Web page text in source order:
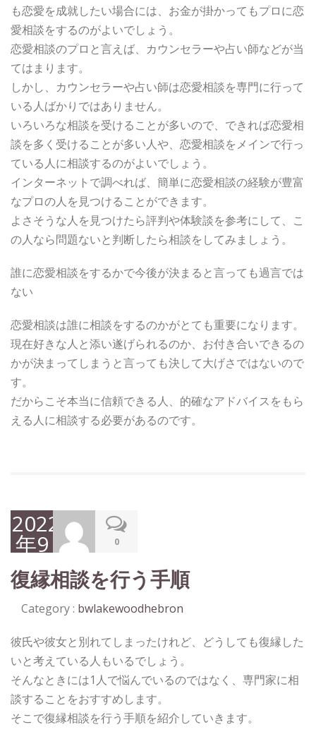
も恋愛を成就したい場合には、お金が掛かってもプロに恋
愛相談をするのがよいでしょう。
恋愛相談のプロと言えば、カウンセラーや占い師などが当
てはまります。
しかし、カウンセラーや占い師は恋愛相談を専門に行って
いる人ばかりではありません。
いろいろな相談を受けることが多いので、できれば恋愛相
談を多く受けることが多い人や、恋愛相談をメインで行っ
ている人に相談するのがよいでしょう。
インターネットで調べれば、簡単に恋愛相談の経験が豊富
なプロの人を見つけることができます。
よさそうな人を見つけたら評判や体験談を参考にして、こ
の人なら問題ないと判断したら相談をしてみましょう。
誰に恋愛相談をするかで今後が決まると言っても過言では
ない
恋愛相談は誰に相談をするのかがとても重要になります。
現在好きな人と添い遂げられるのか、お付き合いできるの
かが決まってしまうと言っても決して大げさではないので
す。
だからこそ本当に信頼できる人、的確なアドバイスをもら
える人に相談する必要があるのです。
2022
年9
月5
日
0
復縁相談を行う手順
Category : bwlakewoodhebron
彼氏や彼女と別れてしまったけれど、どうしても復縁した
いと考えている人もいるでしょう。
そんなときには1人で悩んでいるのではなく、専門家に相
談することをおすすめします。
そこで復縁相談を行う手順を紹介していきます。